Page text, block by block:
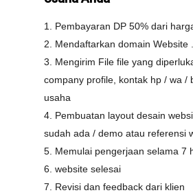
1. Pembayaran DP 50% dari
2. Mendaftarkan domain Website
3. Mengirim File file yang
company profile, kontak hp / wa /
usaha
4. Pembuatan layout desain
sudah ada / demo atau referensi
5. Memulai pengerjaan selama 7
6. website selesai
7. Revisi dan feedback dari klien